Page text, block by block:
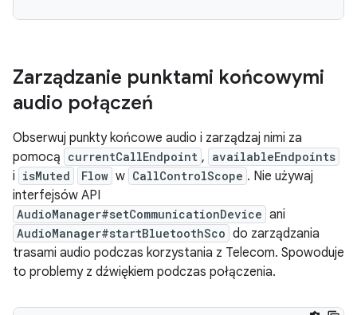
Zarządzanie punktami końcowymi
audio połączeń
Obserwuj punkty końcowe audio i zarządzaj nimi za
pomocą currentCallEndpoint , availableEndpoints
i isMuted Flow w CallControlScope . Nie używaj
interfejsów API
AudioManager#setCommunicationDevice ani
AudioManager#startBluetoothSco do zarządzania
trasami audio podczas korzystania z Telecom. Spowoduje
to problemy z dźwiękiem podczas połączenia.